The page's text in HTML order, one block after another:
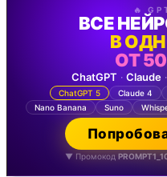
🔥
ВСЕ
В
ОТ
ChatGPT · Claude ·
ChatGPT 5 Claude 4
Nano Banana
Suno
▼ Промокод